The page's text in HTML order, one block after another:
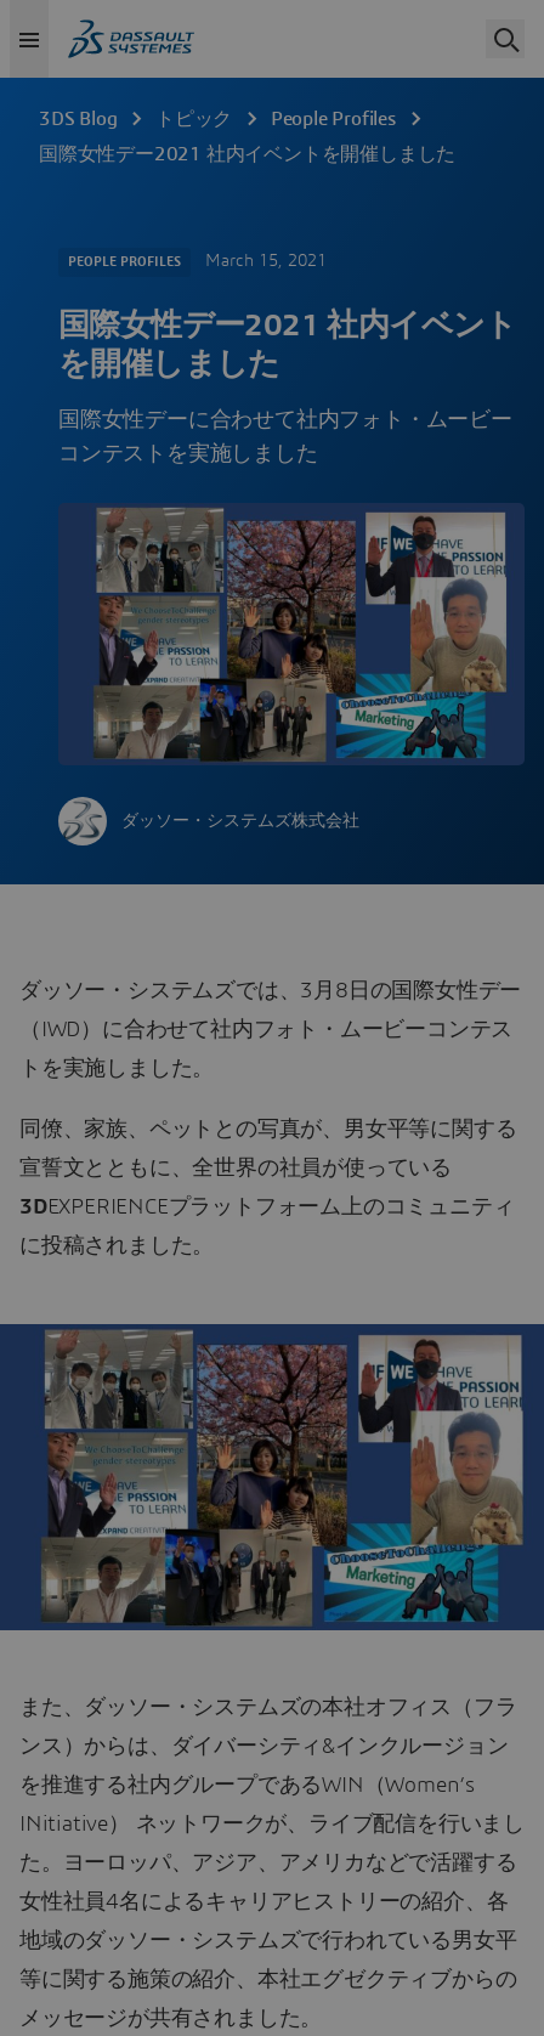
3DS Blog トピック
People Profiles
国際女性デー2021 社内イベントを開催しました
PEOPLE PROFILES March 15, 2021
国際女性デー2021 社内イベント
を開催しました
国際女性デーに合わせて社内フォト・ムービー
コンテストを実施しました
ダッソー・システムズ株式会社
ダッソー・システムズでは、3月8日の国際女性デー
（IWD）に合わせて社内フォト・ムービーコンテス
トを実施しました。
同僚、家族、ペットとの写真が、男女平等に関する
宣誓文とともに、全世界の社員が使っている
3DEXPERIENCEプラットフォーム上のコミュニティ
に投稿されました。
また、ダッソー・システムズの本社オフィス（フラ
ンス）からは、ダイバーシティ&インクルージョン
を推進する社内グループであるWIN（Women’s
INitiative） ネットワークが、ライブ配信を行いまし
た。ヨーロッパ、アジア、アメリカなどで活躍する
女性社員4名によるキャリアヒストリーの紹介、各
地域のダッソー・システムズで行われている男女平
等に関する施策の紹介、本社エグゼクティブからの
メッセージが共有されました。